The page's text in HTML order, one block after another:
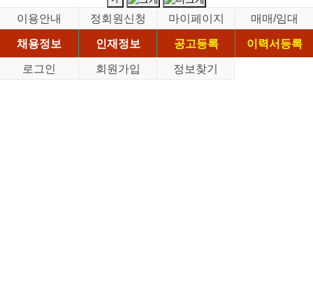
이용안내 정회원신청 마이페이지
매매/임대
채용정보
인재정보 공고등록
이력서등록
로그인
회원가입 정보찾기